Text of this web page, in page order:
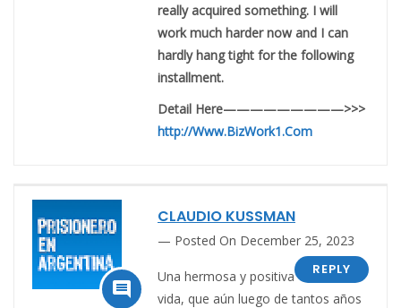
really acquired something. I will
work much harder now and I can
hardly hang tight for the following
installment.
Detail Here—————————>>>
http://Www.BizWork1.Com

CLAUDIO KUSSMAN
Posted On December 25, 2023
REPLY
Una hermosa y positiva
vida, que aún luego de tantos años